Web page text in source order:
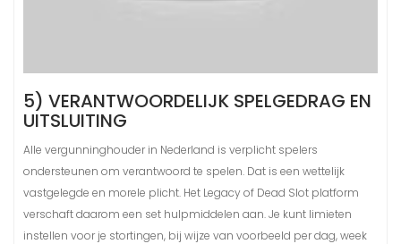
5) VERANTWOORDELIJK SPELGEDRAG EN
UITSLUITING
Alle vergunninghouder in Nederland is verplicht spelers
ondersteunen om verantwoord te spelen. Dat is een wettelijk
vastgelegde en morele plicht. Het Legacy of Dead Slot platform
verschaft daarom een set hulpmiddelen aan. Je kunt limieten
instellen voor je stortingen, bij wijze van voorbeeld per dag, week